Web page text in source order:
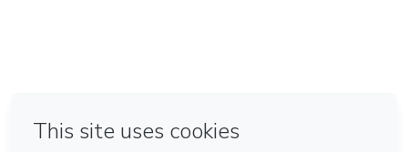
Feito com ❤ na Cidade do México